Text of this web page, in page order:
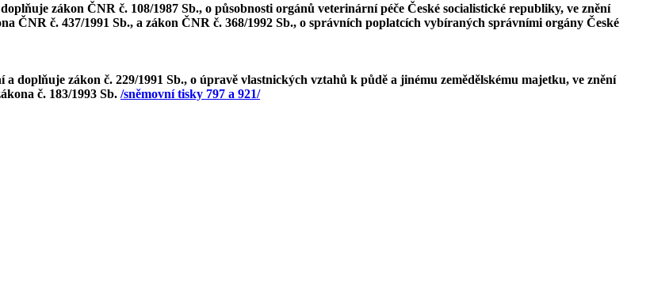
zákon ČNR č. 108/1987 Sb., o působnosti orgánů veterinární péče České socialistické republiky, ve znění
ČNR č. 437/1991 Sb., a zákon ČNR č. 368/1992 Sb., o správních poplatcích vybíraných správními orgány České
doplňuje zákon č. 229/1991 Sb., o úpravě vlastnických vztahů k půdě a jinému zemědělskému majetku, ve znění
č. 183/1993 Sb. /sněmovní tisky 797 a 921/